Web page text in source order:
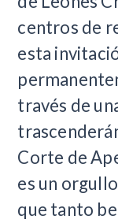
centros de
esta
través de
Corte de
es un
que tanto